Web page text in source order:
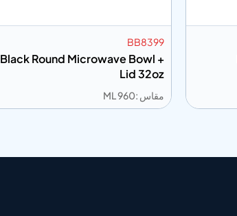
BB8399
Black Round Microwave Bowl +
Lid 32oz
مقاس :960 ML